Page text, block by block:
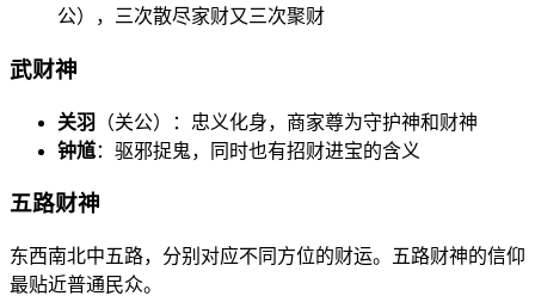
公），三次散尽家财又三次聚财
武财神
关羽
（关公）：忠义化身，商家尊为守护神和财神
钟馗：驱邪捉鬼，同时也有招财进宝的含义
五路财神
东西南北中五路，分别对应不同方位的财运。五路财神的信仰
最贴近普通民众。